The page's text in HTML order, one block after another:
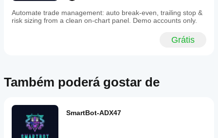
Worth
rechecking it
on first 60
normal
would,
small
size first.
Automate trade management: auto break-even, trailing stop &
risk sizing from a clean on-chart panel. Demo accounts only.
Grátis
Também poderá gostar de
SmartBot-ADX47